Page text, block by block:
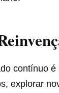
contínuo
explorar